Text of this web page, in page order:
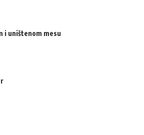
i uništenom mesu